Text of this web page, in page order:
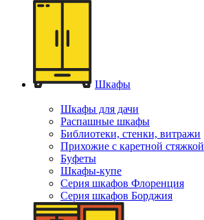
Шкафы
Шкафы для дачи
Распашные шкафы
Библиотеки, стенки, витражи
Прихожие с каретной стяжкой
Буфеты
Шкафы-купе
Серия шкафов Флоренция
Серия шкафов Борджия